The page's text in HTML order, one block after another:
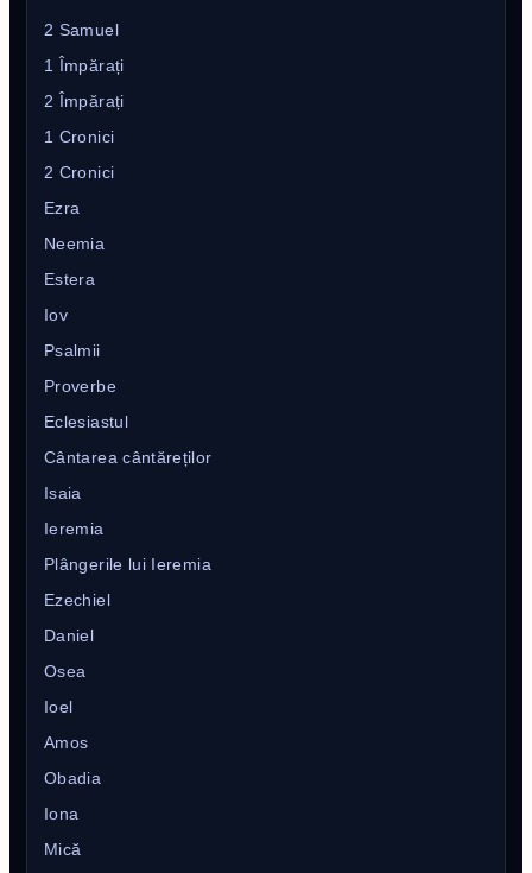
2 Samuel
1 Împărați
2 Împărați
1 Cronici
2 Cronici
Ezra
Neemia
Estera
Iov
Psalmii
Proverbe
Eclesiastul
Cântarea cântăreților
Isaia
Ieremia
Plângerile lui Ieremia
Ezechiel
Daniel
Osea
Ioel
Amos
Obadia
Iona
Mică